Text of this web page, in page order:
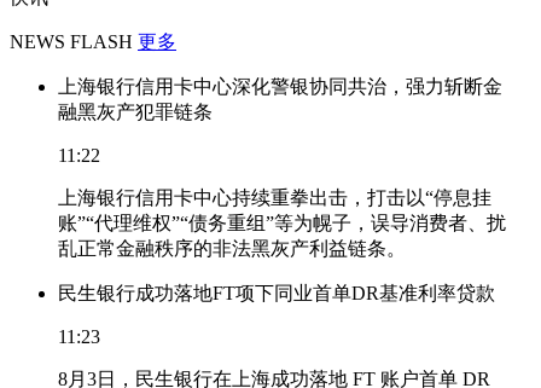
NEWS FLASH 更多
上海银行信用卡中心深化警银协同共治，强力斩断金
融黑灰产犯罪链条
11:22
上海银行信用卡中心持续重拳出击，打击以“停息挂
账”“代理维权”“债务重组”等为幌子，误导消费者、扰
乱正常金融秩序的非法黑灰产利益链条。
民生银行成功落地FT项下同业首单DR基准利率贷款
11:23
8月3日，民生银行在上海成功落地 FT 账户首单 DR